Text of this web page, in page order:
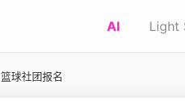
AI Light
篮球社团报名